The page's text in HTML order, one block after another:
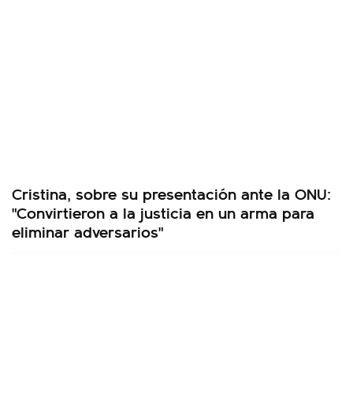
Cristina, sobre su presentación ante la ONU:
"Convirtieron a la justicia en un arma para
eliminar adversarios"